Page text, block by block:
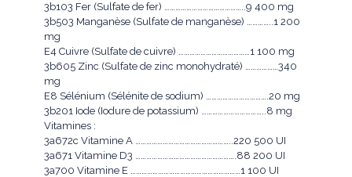
3b103 Fer (Sulfate de fer) ……………………………………..9 400 mg
3b503 Manganèse (Sulfate de manganèse) …………..1 200
mg
E4 Cuivre (Sulfate de cuivre) …………………………………1 100 mg
3b605 Zinc (Sulfate de zinc monohydraté) ………………340
mg
E8 Sélénium (Sélénite de sodium) …………………………….20 mg
3b201 Iode (Iodure de potassium) ……………………………..8 mg
Vitamines :
3a672c Vitamine A ……………………………………………..220 500 UI
3a671 Vitamine D3 ……………………………………………….88 200 UI
3a700 Vitamine E ……………………………………………………1 100 UI